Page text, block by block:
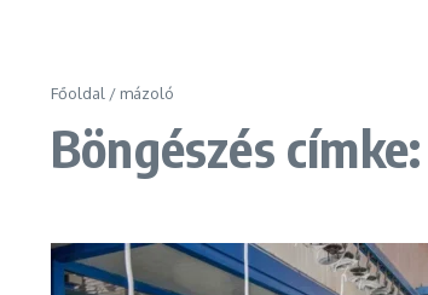
Főoldal / mázoló
Böngészés